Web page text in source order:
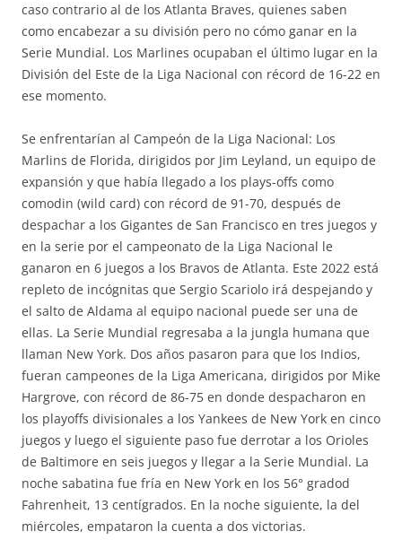
caso contrario al de los Atlanta Braves, quienes saben
como encabezar a su división pero no cómo ganar en la
Serie Mundial. Los Marlines ocupaban el último lugar en la
División del Este de la Liga Nacional con récord de 16-22 en
ese momento.
Se enfrentarían al Campeón de la Liga Nacional: Los
Marlins de Florida, dirigidos por Jim Leyland, un equipo de
expansión y que había llegado a los plays-offs como
comodin (wild card) con récord de 91-70, después de
despachar a los Gigantes de San Francisco en tres juegos y
en la serie por el campeonato de la Liga Nacional le
ganaron en 6 juegos a los Bravos de Atlanta. Este 2022 está
repleto de incógnitas que Sergio Scariolo irá despejando y
el salto de Aldama al equipo nacional puede ser una de
ellas. La Serie Mundial regresaba a la jungla humana que
llaman New York. Dos años pasaron para que los Indios,
fueran campeones de la Liga Americana, dirigidos por Mike
Hargrove, con récord de 86-75 en donde despacharon en
los playoffs divisionales a los Yankees de New York en cinco
juegos y luego el siguiente paso fue derrotar a los Orioles
de Baltimore en seis juegos y llegar a la Serie Mundial. La
noche sabatina fue fría en New York en los 56° gradod
Fahrenheit, 13 centígrados. En la noche siguiente, la del
miércoles, empataron la cuenta a dos victorias.